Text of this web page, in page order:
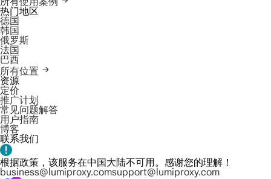
热门地区
德国
韩国
俄罗斯
法国
巴西
所有位置
资源
定价
推广计划
常见问题解答
用户指南
博客
联系我们
根据政策，该服务在中国大陆不可用。感谢您的理解！
business@lumiproxy.comsupport@lumiproxy.com